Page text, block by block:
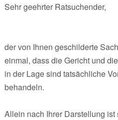
Sehr geehrter Ratsuchender,
der von Ihnen geschilderte
einmal, dass die Gericht und
in der Lage sind tatsächliche
behandeln.
Allein nach Ihrer Darstellung